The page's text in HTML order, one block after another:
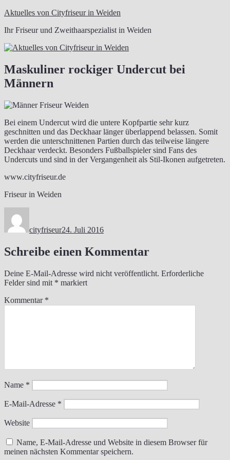
Zum
springen
Aktuelles von Cityfriseur in Weiden
Ihr Friseur und Zweithaarspezialist in Weiden
Maskuliner rockiger Undercut bei
Männern
Bei einem Undercut wird die untere Kopfpartie sehr kurz
geschnitten und das Deckhaar länger überlappend belassen. Somit
werden die unterschnittenen Partien durch das teilweise längere
Deckhaar verdeckt. Besonders Fußballspieler sind Fans des
Undercuts und sind in der Vergangenheit als Stil-Ikonen aufgetreten.
www.cityfriseur.de
Friseur in Weiden
cityfriseur24. Juli 2016
Schreibe einen Kommentar
Deine E-Mail-Adresse wird nicht veröffentlicht. Erforderliche
Felder sind mit * markiert
Kommentar *
Name *
E-Mail-Adresse *
Website
Name, E-Mail-Adresse und Website in diesem Browser für
meinen nächsten Kommentar speichern.